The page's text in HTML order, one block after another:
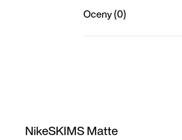
Oceny (0)
NikeSKIMS Matte